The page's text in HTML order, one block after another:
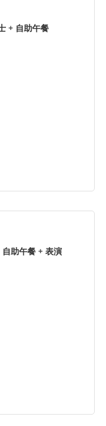
+ 自助午餐
助午餐 + 表演